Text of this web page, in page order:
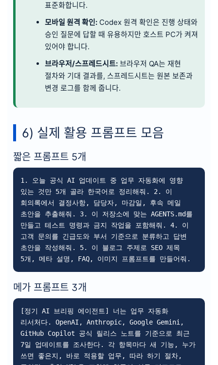
표준화합니다.
모바일 원격 확인: Codex 원격 확인은 진행 상태와
승인 질문에 답할 때 유용하지만 호스트 PC가 켜져
있어야 합니다.
브라우저/스프레드시트: 브라우저 QA는 재현
절차와 기대 결과를, 스프레드시트는 원본 보존과
변경 로그를 함께 줍니다.
6) 실제 활용 프롬프트 모음
짧은 프롬프트 5개
1. 오늘 공식 AI 업데이트 중 업무 자동화에 영향
있는 것만 5개 골라 한국어로 정리해줘. 2. 이
회의록에서 결정사항, 담당자, 마감일, 후속 메일
초안을 추출해줘. 3. 이 저장소에 맞는 AGENTS.md를
만들고 테스트 명령과 금지 작업을 포함해줘. 4. 이
고객 문의를 긴급도와 부서 기준으로 분류하고 답변
초안을 작성해줘. 5. 이 블로그 주제로 SEO 제목
5개, 메타 설명, FAQ, 이미지 프롬프트를 만들어줘.
메가 프롬프트 3개
[정기 AI 브리핑 에이전트] 너는 업무 자동화
리서처다. OpenAI, Anthropic, Google Gemini,
GitHub Copilot 공식 릴리스 노트를 기준으로 최근
7일 업데이트를 조사한다. 각 항목마다 새 기능, 누가
쓰면 좋은지, 바로 적용할 업무, 따라 하기 절차,